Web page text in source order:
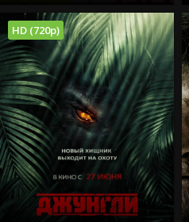
HD (720p)